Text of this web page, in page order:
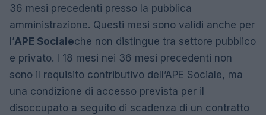
36 mesi precedenti presso la pubblica
amministrazione. Questi mesi sono validi anche per
l’APE Socialeche non distingue tra settore pubblico
e privato. I 18 mesi nei 36 mesi precedenti non
sono il requisito contributivo dell’APE Sociale, ma
una condizione di accesso prevista per il
disoccupato a seguito di scadenza di un contratto